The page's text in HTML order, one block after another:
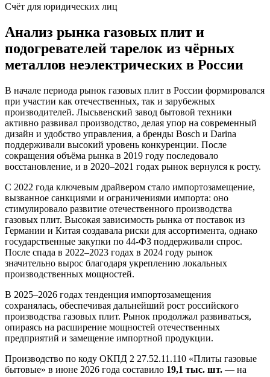
Счёт для юридических лиц
Анализ рынка газовых плит и
подогревателей тарелок из чёрных
металлов неэлектрических в России
В начале периода рынок газовых плит в России формировался
при участии как отечественных, так и зарубежных
производителей. Лысьвенский завод бытовой техники
активно развивал производство, делая упор на современный
дизайн и удобство управления, а бренды Bosch и Darina
поддерживали высокий уровень конкуренции. После
сокращения объёма рынка в 2019 году последовало
восстановление, и в 2020–2021 годах рынок вернулся к росту.
С 2022 года ключевым драйвером стало импортозамещение,
вызванное санкциями и ограничениями импорта: оно
стимулировало развитие отечественного производства
газовых плит. Высокая зависимость рынка от поставок из
Германии и Китая создавала риски для ассортимента, однако
государственные закупки по 44-ФЗ поддерживали спрос.
После спада в 2022–2023 годах в 2024 году рынок
значительно вырос благодаря укреплению локальных
производственных мощностей.
В 2025–2026 годах тенденция импортозамещения
сохранялась, обеспечивая дальнейший рост российского
производства газовых плит. Рынок продолжал развиваться,
опираясь на расширение мощностей отечественных
предприятий и замещение импортной продукции.
Производство по коду ОКПД 2 27.52.11.110 «Плиты газовые
бытовые» в июне 2026 года составило 19,1 тыс. шт. — на